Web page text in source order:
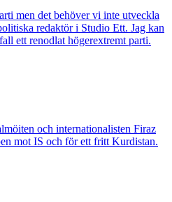
men det behöver vi inte utveckla
redaktör i Studio Ett. Jag kan
ett renodlat högerextremt parti.
och internationalisten Firaz
mot IS och för ett fritt Kurdistan.